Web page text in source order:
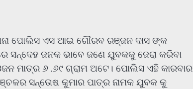
ପୋଲିସ ଏସ ଆଇ ଗୌରବ ରଞ୍ଜନ ଦାସ ଙ୍କ
ସନ୍ଦେହ ଜନକ ଭାବେ ଜଣେ ଯୁବକକୁ ଜେରା କରିବା
ମାତ୍ର ୬ .୬୯ ଗ୍ରାମ ଅଟେ। ପୋଲିସ ଏହି କାରବାର
ସନ୍ତୋଷ କୁମାର ପାତ୍ର ନାମକ ଯୁବକ କୁ